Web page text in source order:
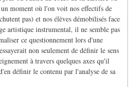
moment où l'on voit nos effectifs de
pas) et nos élèves démobilisés face
artistique instrumental, il ne semble pas
ce questionnement lors d'une
non seulement de définir le sens
à travers quelques axes qu'il
définir le contenu par l'analyse de sa